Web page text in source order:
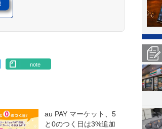
note
au PAY マーケット、5
と0のつく日は3%追加